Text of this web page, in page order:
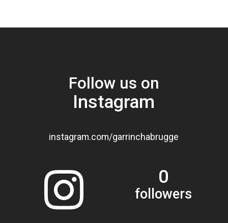
Follow us on
Instagram
instagram.com/garrinchabrugge
0
followers